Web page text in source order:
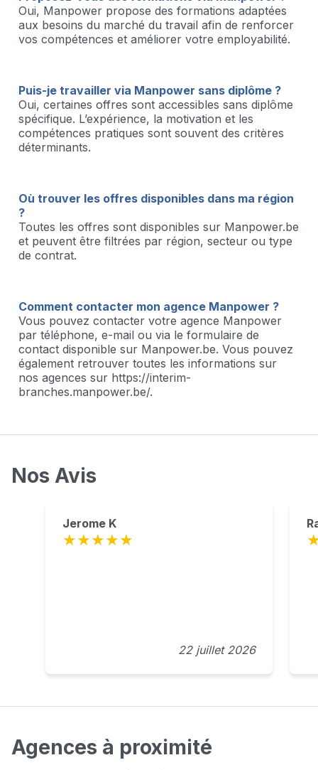
Oui, Manpower propose des formations adaptées
aux besoins du marché du travail afin de renforcer
vos compétences et améliorer votre employabilité.
Puis-je travailler via Manpower sans diplôme ?
Oui, certaines offres sont accessibles sans diplôme
spécifique. L’expérience, la motivation et les
compétences pratiques sont souvent des critères
déterminants.
Où trouver les offres disponibles dans ma région
?
Toutes les offres sont disponibles sur Manpower.be
et peuvent être filtrées par région, secteur ou type
de contrat.
Comment contacter mon agence Manpower ?
Vous pouvez contacter votre agence Manpower
par téléphone, e-mail ou via le formulaire de
contact disponible sur Manpower.be. Vous pouvez
également retrouver toutes les informations sur
nos agences sur https://interim-
branches.manpower.be/.
Nos Avis
Jerome K
22 juillet 2026
Agences à proximité